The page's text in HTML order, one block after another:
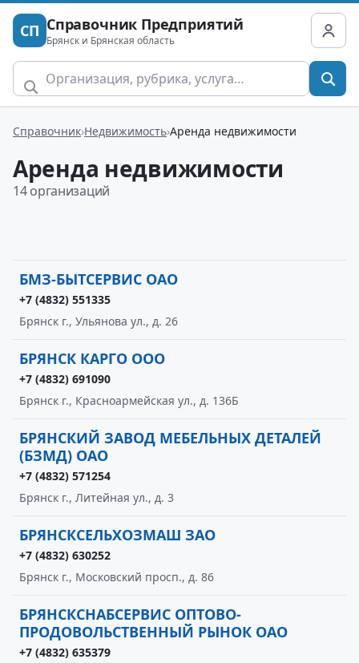
СП Справочник Предприятий
Брянск и Брянская область
Справочник Недвижимость Аренда недвижимости
Аренда недвижимости
14 организаций
БМЗ-БЫТСЕРВИС ОАО
+7 (4832) 551335
Брянск г., Ульянова ул., д. 26
БРЯНСК КАРГО ООО
+7 (4832) 691090
Брянск г., Красноармейская ул., д. 136Б
БРЯНСКИЙ ЗАВОД МЕБЕЛЬНЫХ ДЕТАЛЕЙ
(БЗМД) ОАО
+7 (4832) 571254
Брянск г., Литейная ул., д. 3
БРЯНСКСЕЛЬХОЗМАШ ЗАО
+7 (4832) 630252
Брянск г., Московский просп., д. 86
БРЯНСКСНАБСЕРВИС ОПТОВО-
ПРОДОВОЛЬСТВЕННЫЙ РЫНОК ОАО
+7 (4832) 635379